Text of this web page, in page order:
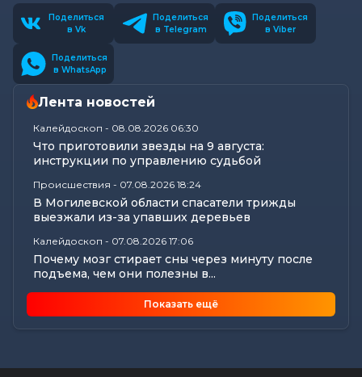
Поделиться
в Vk
Поделиться
в Telegram
Поделиться
в Viber
Поделиться
в WhatsApp
Лента новостей
Калейдоскоп - 08.08.2026 06:30
Что приготовили звезды на 9 августа:
инструкции по управлению судьбой
Происшествия - 07.08.2026 18:24
В Могилевской области спасатели трижды
выезжали из-за упавших деревьев
Калейдоскоп - 07.08.2026 17:06
Почему мозг стирает сны через минуту после
подъема, чем они полезны в...
Чем обернулась незаконная минимизация
налоговых обязательств для...
Цифры, технологии и кадры: главные итоги
Показать ещё